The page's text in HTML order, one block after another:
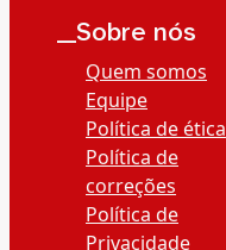
__Sobre nós
Quem somos
Equipe
Política de ética
Política de
correções
Política de
Privacidade